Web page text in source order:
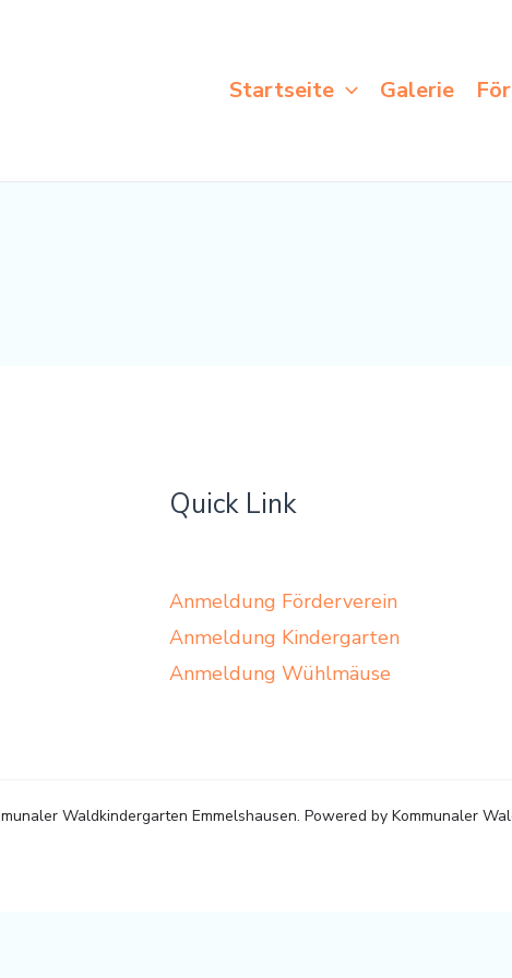
Startseite Galerie
Quick Link
Anmeldung Förderverein
Anmeldung Kindergarten
Anmeldung Wühlmäuse
Waldkindergarten Emmelshausen. Powered by Kommunaler